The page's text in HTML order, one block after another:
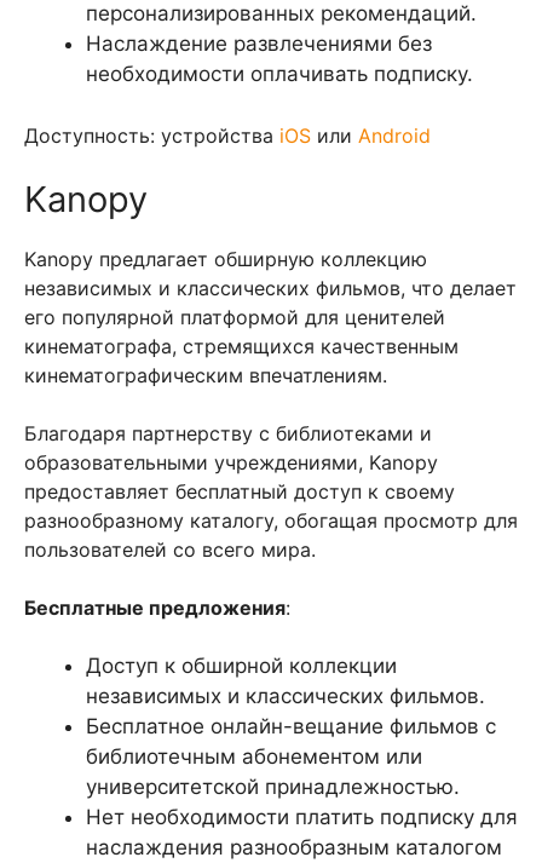
персонализированных рекомендаций.
Наслаждение развлечениями без
необходимости оплачивать подписку.
Доступность: устройства iOS или Android
Kanopy
Kanopy предлагает обширную коллекцию
независимых и классических фильмов, что делает
его популярной платформой для ценителей
кинематографа, стремящихся качественным
кинематографическим впечатлениям.
Благодаря партнерству с библиотеками и
образовательными учреждениями, Kanopy
предоставляет бесплатный доступ к своему
разнообразному каталогу, обогащая просмотр для
пользователей со всего мира.
Бесплатные предложения:
Доступ к обширной коллекции
независимых и классических фильмов.
Бесплатное онлайн-вещание фильмов с
библиотечным абонементом или
университетской принадлежностью.
Нет необходимости платить подписку для
наслаждения разнообразным каталогом